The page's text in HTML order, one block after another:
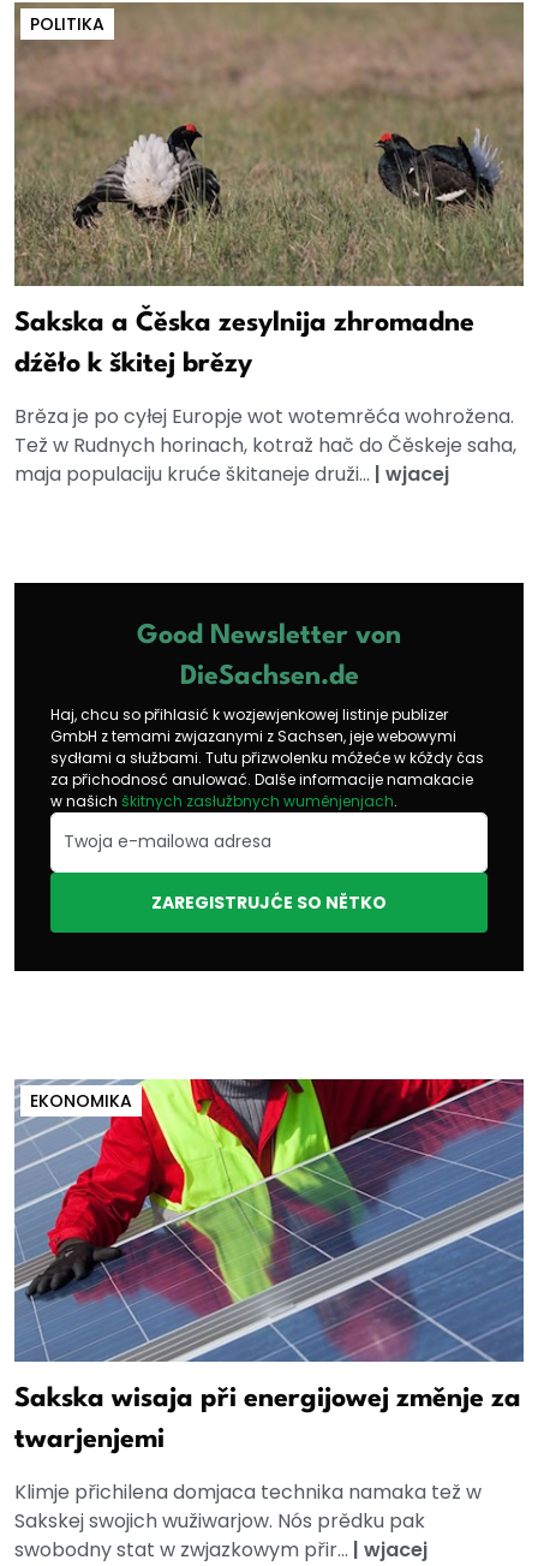
POLITIKA
Sakska a Čěska zesylnija zhromadne
dźěło k škitej brězy
Brěza je po cyłej Europje wot wotemrěća wohrožena.
Tež w Rudnych horinach, kotraž hač do Čěskeje saha,
maja populaciju kruće škitaneje druži... | wjacej
Good Newsletter von
DieSachsen.de
Haj, chcu so přihlasić k wozjewjenkowej listinje publizer
GmbH z temami zwjazanymi z Sachsen, jeje webowymi
sydłami a słužbami. Tutu přizwolenku móžeće w kóždy čas
za přichodnosć anulować. Dalše informacije namakacie
w našich škitnych zasłužbnych wuměnjenjach.
ZAREGISTRUJĆE SO NĚTKO
EKONOMIKA
Sakska wisaja při energijowej změnje za
twarjenjemi
Klimje přichilena domjaca technika namaka tež w
Sakskej swojich wužiwarjow. Nós prědku pak
swobodny stat w zwjazkowym přir... | wjacej